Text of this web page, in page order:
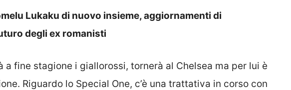
Lukaku di nuovo insieme, aggiornamenti di
degli ex romanisti
a fine stagione i giallorossi, tornerà al Chelsea ma per lui è
Riguardo lo Special One, c’è una trattativa in corso con